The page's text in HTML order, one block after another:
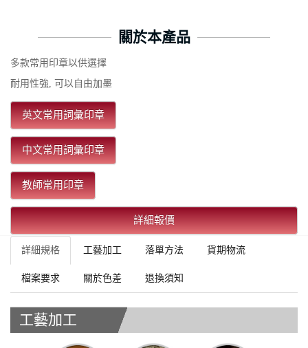
關於本產品
多款常用印章以供選擇
耐用性強, 可以自由加墨
英文常用詞彙印章
中文常用詞彙印章
教師常用印章
詳細報價
詳細規格 工藝加工 落單方法 貨期物流
檔案要求 關於色差 退換須知
工藝加工